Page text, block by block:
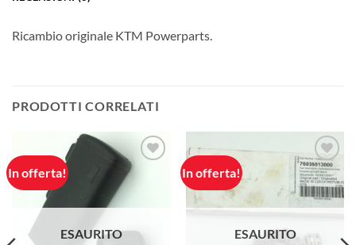
Ricambio originale KTM Powerparts.
PRODOTTI CORRELATI
In offerta!
Aggiungi
alla lista
ESAURITO
In offerta!
Aggiungi
alla lista
dei
ESAURITO